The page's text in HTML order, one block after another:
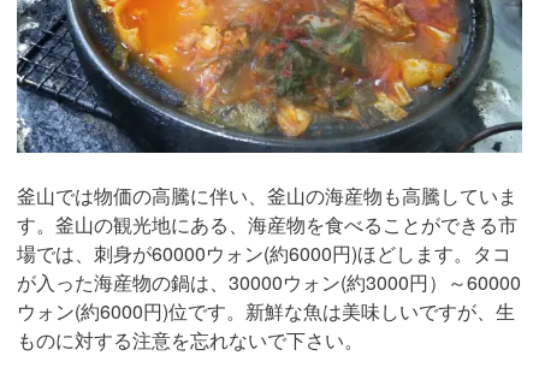
釜山では物価の高騰に伴い、釜山の海産物も高騰していま
す。釜山の観光地にある、海産物を食べることができる市
場では、刺身が60000ウォン(約6000円)ほどします。タコ
が入った海産物の鍋は、30000ウォン(約3000円）～60000
ウォン(約6000円)位です。新鮮な魚は美味しいですが、生
ものに対する注意を忘れないで下さい。